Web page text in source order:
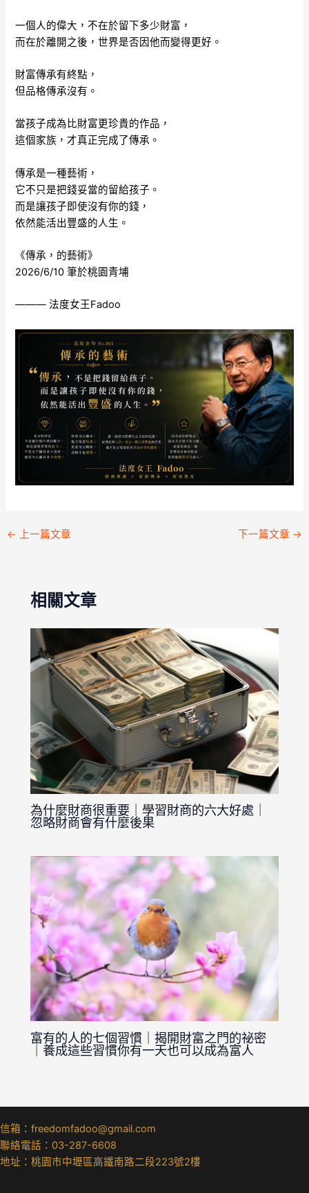
一個人的偉大，不在於留下多少財富，
而在於離開之後，世界是否因他而變得更好。
財富傳承有終點，
但品格傳承沒有。
當孩子成為比財富更珍貴的作品，
這個家族，才真正完成了傳承。
傳承是一種藝術，
它不只是把錢妥當的留給孩子。
而是讓孩子即使沒有你的錢，
依然能活出豐盛的人生。
《傳承，的藝術》
2026/6/10 筆於桃園青埔
——— 法度女王Fadoo
← 上一篇文章 下一篇文章 →
相關文章
為什麼財商很重要｜學習財商的六大好處｜
忽略財商會有什麼後果
富有的人的七個習慣｜揭開財富之門的祕密
｜養成這些習慣你有一天也可以成為富人
信箱：freedomfadoo@gmail.com
聯絡電話：03-287-6608
地址：桃園市中壢區高鐵南路二段223號2樓